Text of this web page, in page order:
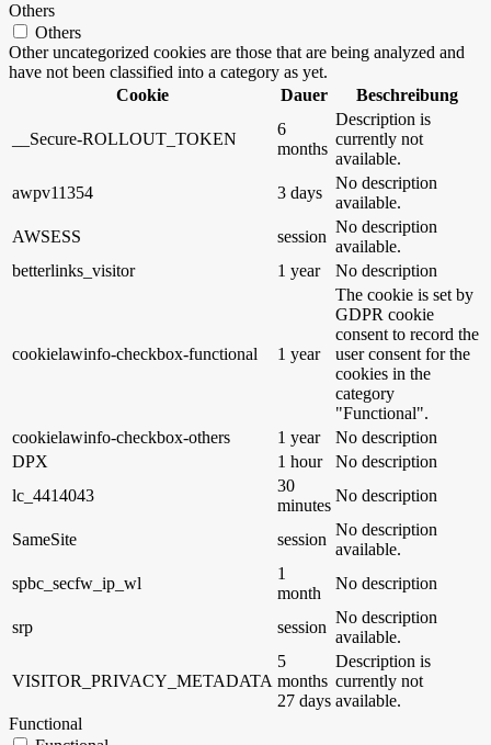
Others
Others
Other uncategorized cookies are those that are being analyzed and
have not been classified into a category as yet.
Cookie
Dauer Beschreibung
__Secure-ROLLOUT_TOKEN
6
months
Description is
currently not
available.
awpv11354
3 days
No description
available.
AWSESS
session
No description
available.
betterlinks_visitor
1 year No description
cookielawinfo-checkbox-functional 1 year
The cookie is set by
GDPR cookie
consent to record the
user consent for the
cookies in the
category
"Functional".
cookielawinfo-checkbox-others
1 year
No description
DPX
1 hour
No description
lc_4414043
30
minutes
No description
SameSite session
No description
available.
spbc_secfw_ip_wl
1
month
No description
srp session
No description
available.
VISITOR_PRIVACY_METADATA
5
months
27 days
Description is
currently not
available.
Functional